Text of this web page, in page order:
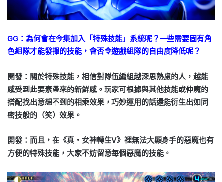
GG：為何會在今集加入「特殊技能」系統呢？一些需要固有角
色組隊才能發揮的技能，會否令遊戲組隊的自由度降低呢？
開發：關於特殊技能，相信對隊伍編組越深思熟慮的人，越能
感受到此要素帶來的新鮮感。玩家可根據與其他技能或仲魔的
搭配找出意想不到的相乘效果，巧妙運用的話還能衍生出如同
密技般的（笑）效果。
開發：而且，在《真・女神轉生Ⅴ》裡無法大顯身手的惡魔也有
方便的特殊技能，大家不妨留意每個惡魔的技能。